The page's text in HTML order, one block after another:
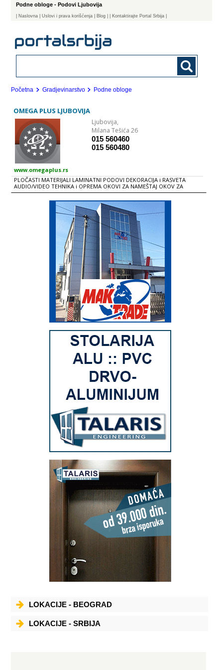
Podne obloge - Podovi Ljubovija
Naslovna | Uslovi i prava korišćenja Blog | Kontaktirajte Portal Srbija |
Početna Gradjevinarstvo Podne obloge
OMEGA PLUS LJUBOVIJA
Ljubovija,
Milana Tešića 26
015 560460
015 560480
www.omegaplus.rs
PLOČASTI MATERIJALI LAMINATNI PODOVI DEKORACIJA i RASVETA
AUDIO/VIDEO TEHNIKA i OPREMA OKOVI ZA NAMEŠTAJ OKOV ZA
STOLARIJU IZRADA NAMEŠTAJA PO ŽELjI UGRADNA TEHNIKA
LOKACIJE - BEOGRAD
LOKACIJE - SRBIJA